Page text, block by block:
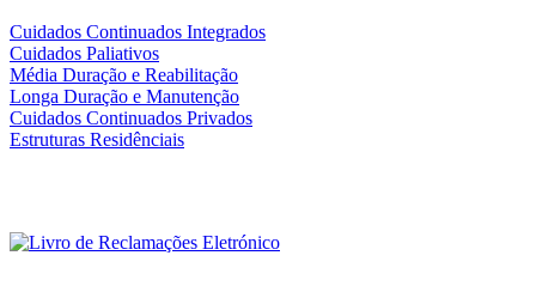
Cuidados Continuados Integrados
Cuidados Paliativos
Média Duração e Reabilitação
Longa Duração e Manutenção
Cuidados Continuados Privados
Estruturas Residênciais